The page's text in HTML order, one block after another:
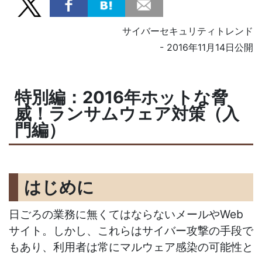
サイバーセキュリティトレンド
- 2016年11月14日公開
特別編：2016年ホットな脅
威！ランサムウェア対策（入
門編）
はじめに
日ごろの業務に無くてはならないメールやWeb
サイト。しかし、これらはサイバー攻撃の手段で
もあり、利用者は常にマルウェア感染の可能性と